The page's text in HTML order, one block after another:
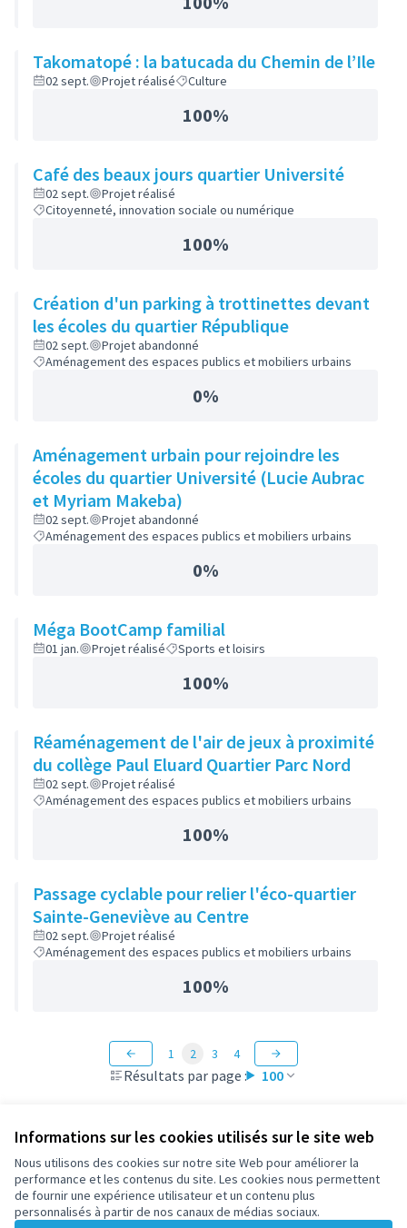
Informations sur les cookies utilisés sur le site web
Nous utilisons des cookies sur notre site Web pour améliorer la
performance et les contenus du site. Les cookies nous permettent
de fournir une expérience utilisateur et un contenu plus
personnalisés à partir de nos canaux de médias sociaux.
Takomatopé : la batucada du Chemin de l’Ile
02 sept. Projet réalisé Culture
100%
Café des beaux jours quartier Université
02 sept.
Projet réalisé
Citoyenneté, innovation sociale ou numérique
100%
Création d'un parking à trottinettes devant
les écoles du quartier République
02 sept.
Projet abandonné
Aménagement des espaces publics et mobiliers urbains
0%
Aménagement urbain pour rejoindre les
écoles du quartier Université (Lucie Aubrac
et Myriam Makeba)
02 sept.
Projet abandonné
Aménagement des espaces publics et mobiliers urbains
0%
Méga BootCamp familial
01 jan. Projet réalisé Sports et loisirs
100%
Réaménagement de l'air de jeux à proximité
du collège Paul Eluard Quartier Parc Nord
02 sept.
Projet réalisé
Aménagement des espaces publics et mobiliers urbains
100%
Passage cyclable pour relier l'éco-quartier
Sainte-Geneviève au Centre
02 sept.
Projet réalisé
Aménagement des espaces publics et mobiliers urbains
100%
Résultats par page : 100
1 2 3 4
Conditions d'utilisation
Paramètres des cookies
participez.nanterre.fr sur X
participez.nanterre.fr sur Facebook
participez.nanterre.fr sur Instagram
participez.nanterre.fr sur YouTube
participez.nanterre.fr sur GitHub